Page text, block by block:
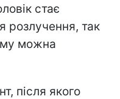
стає
розлучення, так
можна
після якого